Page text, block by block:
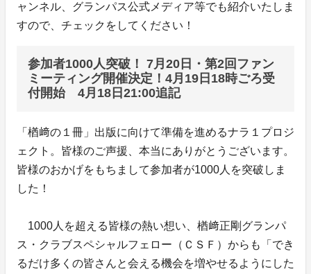
ャンネル、グランパス公式メディア等でも紹介いたしま
すので、チェックをしてください！
参加者1000人突破！ 7月20日・第2回ファン
ミーティング開催決定！4月19日18時ごろ受
付開始 4月18日21:00追記
「楢﨑の１冊」出版に向けて準備を進めるナラ１プロジ
ェクト。皆様のご声援、本当にありがとうございます。
皆様のおかげをもちまして参加者が1000人を突破しま
した！
1000人を超える皆様の熱い想い、楢﨑正剛グランパ
ス・クラブスペシャルフェロー（ＣＳＦ）からも「でき
るだけ多くの皆さんと会える機会を増やせるようにした